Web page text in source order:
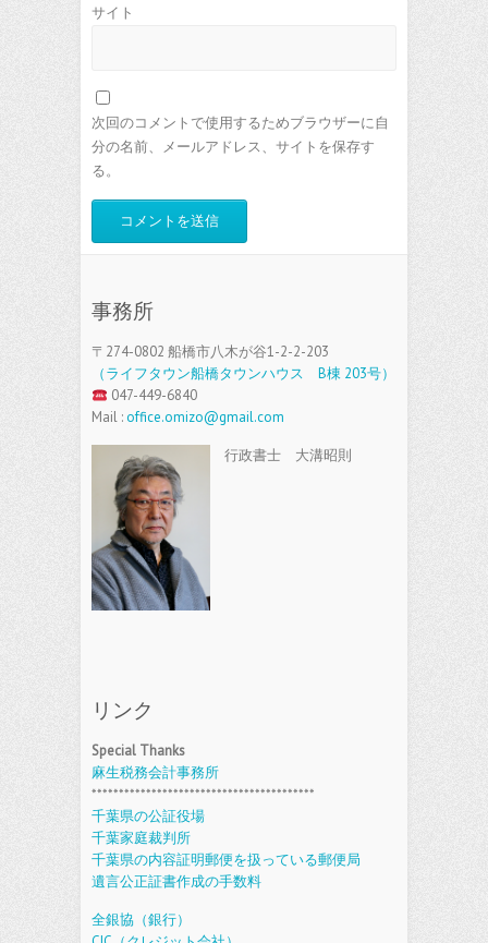
サイト
次回のコメントで使用するためブラウザーに自
分の名前、メールアドレス、サイトを保存す
る。
事務所
〒274-0802 船橋市八木が谷1-2-2-203
（ライフタウン船橋タウンハウス B棟 203号）
047-449-6840
Mail :office.omizo@gmail.com
行政書士 大溝昭則
リンク
Special Thanks
麻生税務会計事務所
*****************************************
千葉県の公証役場
千葉家庭裁判所
千葉県の内容証明郵便を扱っている郵便局
遺言公正証書作成の手数料
全銀協（銀行）